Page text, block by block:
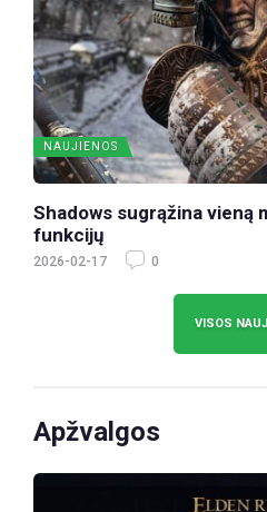
NAUJIENOS
Shadows sugrąžina vieną
funkcijų
2026-02-17 0
VISOS
Apžvalgos